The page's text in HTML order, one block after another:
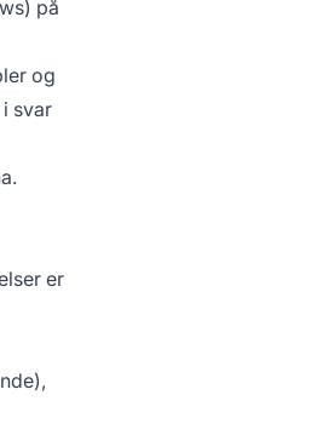
på
og
svar
er